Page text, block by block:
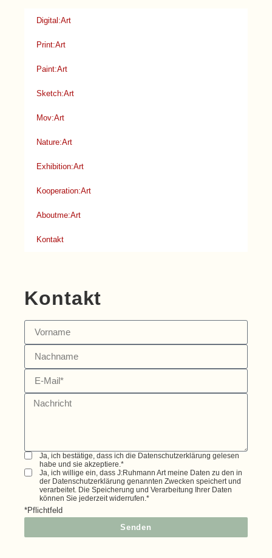
Digital:Art
Print:Art
Paint:Art
Sketch:Art
Mov:Art
Nature:Art
Exhibition:Art
Kooperation:Art
Aboutme:Art
Kontakt
Kontakt
Ja, ich bestätige, dass ich die Datenschutzerklärung gelesen
habe und sie akzeptiere.*
Ja, ich willige ein, dass J:Ruhmann Art meine Daten zu den in
der Datenschutzerklärung genannten Zwecken speichert und
verarbeitet. Die Speicherung und Verarbeitung Ihrer Daten
können Sie jederzeit widerrufen.*
*Pflichtfeld
Senden